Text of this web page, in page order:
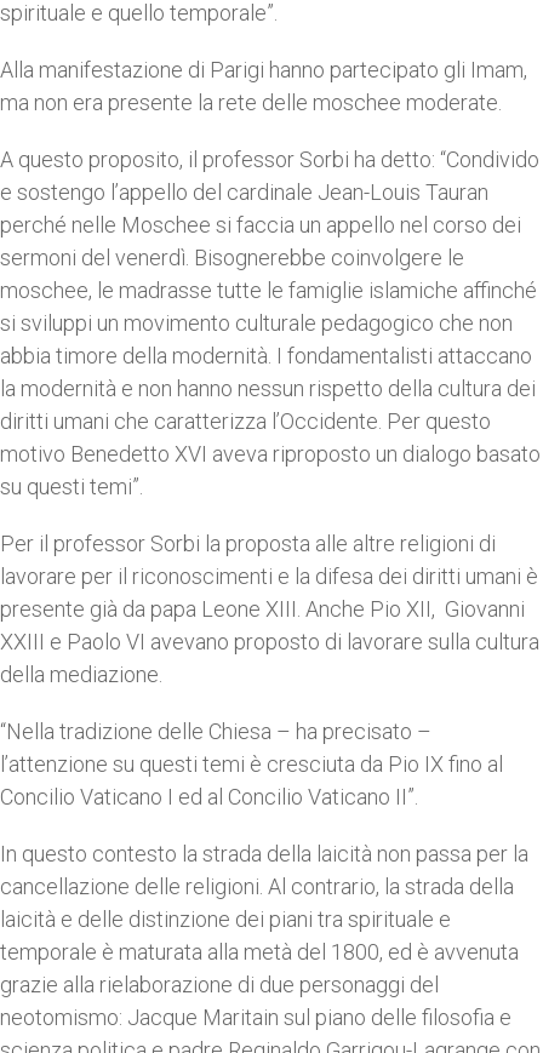
spirituale e quello temporale”.
Alla manifestazione di Parigi hanno partecipato gli Imam,
ma non era presente la rete delle moschee moderate.
A questo proposito, il professor Sorbi ha detto: “Condivido
e sostengo l’appello del cardinale Jean-Louis Tauran
perché nelle Moschee si faccia un appello nel corso dei
sermoni del venerdì. Bisognerebbe coinvolgere le
moschee, le madrasse tutte le famiglie islamiche affinché
si sviluppi un movimento culturale pedagogico che non
abbia timore della modernità. I fondamentalisti attaccano
la modernità e non hanno nessun rispetto della cultura dei
diritti umani che caratterizza l’Occidente. Per questo
motivo Benedetto XVI aveva riproposto un dialogo basato
su questi temi”.
Per il professor Sorbi la proposta alle altre religioni di
lavorare per il riconoscimenti e la difesa dei diritti umani è
presente già da papa Leone XIII. Anche Pio XII, Giovanni
XXIII e Paolo VI avevano proposto di lavorare sulla cultura
della mediazione.
“Nella tradizione delle Chiesa – ha precisato –
l’attenzione su questi temi è cresciuta da Pio IX fino al
Concilio Vaticano I ed al Concilio Vaticano II”.
In questo contesto la strada della laicità non passa per la
cancellazione delle religioni. Al contrario, la strada della
laicità e delle distinzione dei piani tra spirituale e
temporale è maturata alla metà del 1800, ed è avvenuta
grazie alla rielaborazione di due personaggi del
neotomismo: Jacque Maritain sul piano delle filosofia e